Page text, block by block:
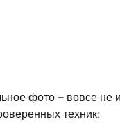
фото – вовсе не
техник: